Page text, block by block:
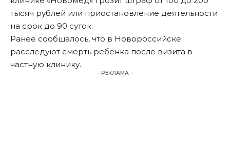
тысяч рублей или приостановление деятельности
на срок до 90 суток.
Ранее сообщалось, что в Новороссийске
расследуют смерть ребёнка после визита в
частную клинику.
- РЕКЛАМА -